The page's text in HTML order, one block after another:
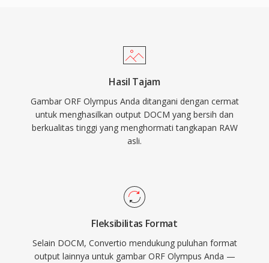
Hasil Tajam
Gambar ORF Olympus Anda ditangani dengan cermat
untuk menghasilkan output DOCM yang bersih dan
berkualitas tinggi yang menghormati tangkapan RAW
asli.
Fleksibilitas Format
Selain DOCM, Convertio mendukung puluhan format
output lainnya untuk gambar ORF Olympus Anda —